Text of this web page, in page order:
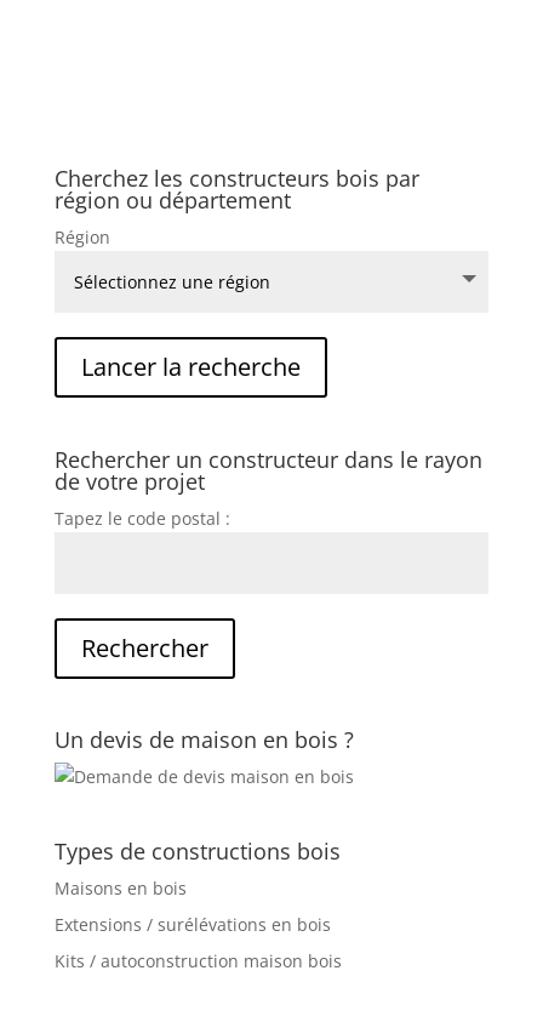
Cherchez les constructeurs bois par
région ou département
Région
Rechercher un constructeur dans le rayon
de votre projet
Tapez le code postal :
Un devis de maison en bois ?
Types de constructions bois
Maisons en bois
Extensions / surélévations en bois
Kits / autoconstruction maison bois